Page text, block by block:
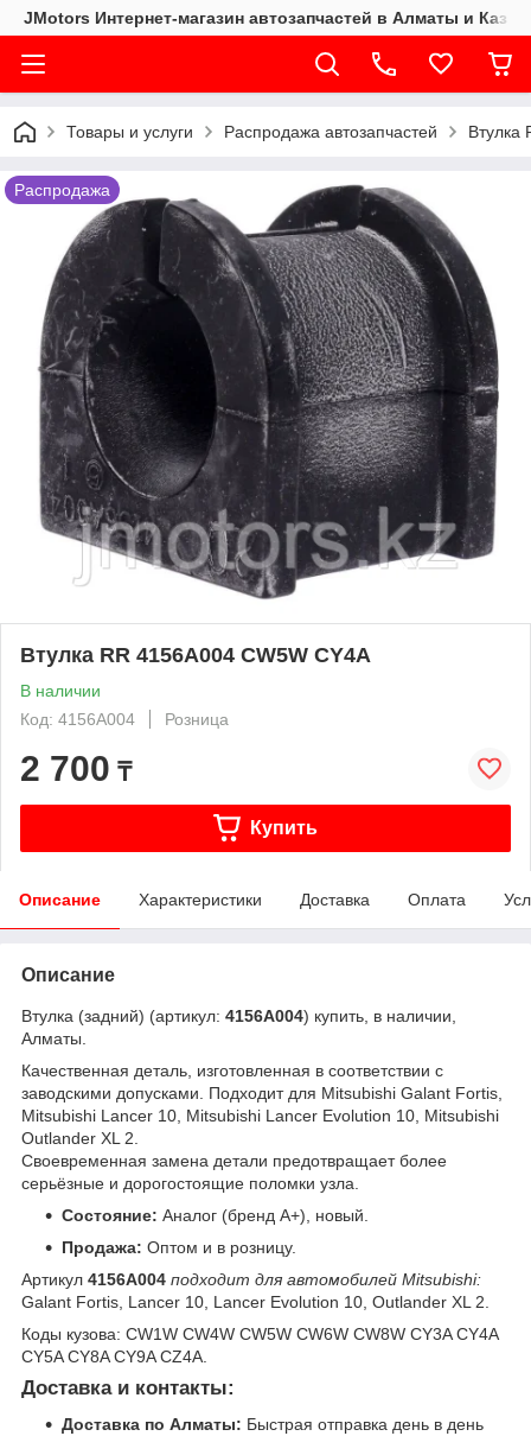
JMotors Интернет-магазин автозапчастей в Алматы и
Товары и услуги Распродажа автозапчастей Втулка
Распродажа
Втулка RR 4156A004 CW5W CY4A
В наличии
Код: 4156A004
Розница
2 700 ₸
Купить
Описание Характеристики Доставка Оплата
Описание
Втулка (задний) (артикул: 4156A004) купить, в наличии,
Алматы.
Качественная деталь, изготовленная в соответствии с
заводскими допусками. Подходит для Mitsubishi Galant Fortis,
Mitsubishi Lancer 10, Mitsubishi Lancer Evolution 10, Mitsubishi
Outlander XL 2.
Своевременная замена детали предотвращает более
серьёзные и дорогостоящие поломки узла.
Состояние: Аналог (бренд A+), новый.
Продажа: Оптом и в розницу.
Артикул 4156A004 подходит для автомобилей Mitsubishi:
Galant Fortis, Lancer 10, Lancer Evolution 10, Outlander XL 2.
Коды кузова: CW1W CW4W CW5W CW6W CW8W CY3A CY4A
CY5A CY8A CY9A CZ4A.
Доставка и контакты:
Доставка по Алматы: Быстрая отправка день в день